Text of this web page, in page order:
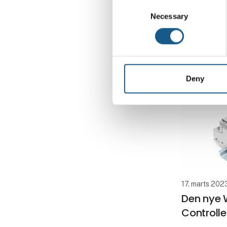
Necessary
Deny
ny serie
såkaldte
med fokus
og
17. marts
Den nye